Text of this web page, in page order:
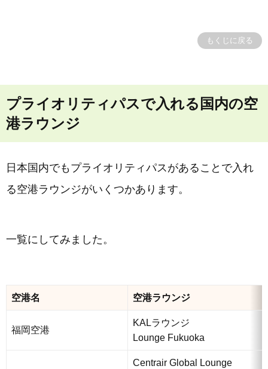
もくじに戻る
プライオリティパスで入れる国内の空
港ラウンジ
日本国内でもプライオリティパスがあることで入れ
る空港ラウンジがいくつかあります。
一覧にしてみました。
空港名 空港ラウンジ
福岡空港
KALラウンジ
Lounge Fukuoka
Centrair Global Lounge